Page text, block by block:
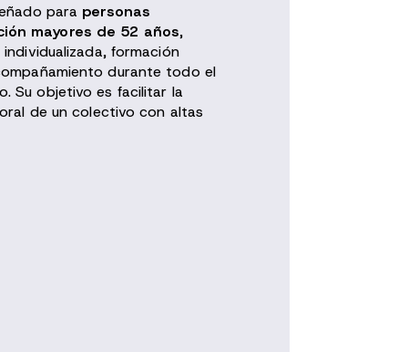
para personas
mayores de 52 años,
formación
durante todo el
Su objetivo es facilitar la
de un colectivo con altas